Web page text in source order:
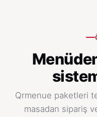
Qrmenue paketleri
masadan sipariş